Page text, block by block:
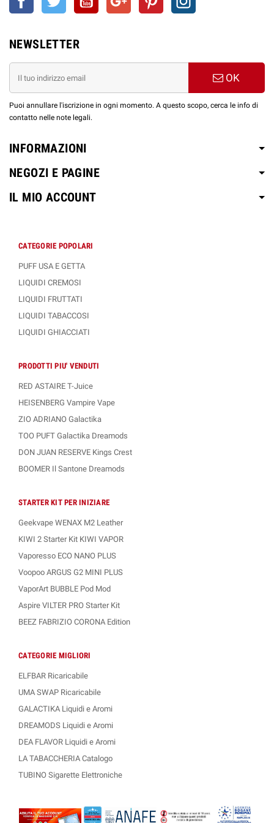
1 x Base Neutra 10ml - 18
mg/ml (Full PG)
Aroma
2 x Glicole Propilenico 10ml
60 ml Liquido Senza
SCOPRI LE ALTRE LINEE AROMÌ SHOT
10+50ml by EASY VAPE
NEWSLETTER
OK
Puoi annullare l'iscrizione in ogni momento. A questo scopo, cerca le info di
contatto nelle note legali.
INFORMAZIONI
NEGOZI E PAGINE
IL MIO ACCOUNT
CATEGORIE POPOLARI
PUFF USA E GETTA
LIQUIDI CREMOSI
LIQUIDI FRUTTATI
LIQUIDI TABACCOSI
LIQUIDI GHIACCIATI
PRODOTTI PIU' VENDUTI
RED ASTAIRE T-Juice
HEISENBERG Vampire Vape
ZIO ADRIANO Galactika
TOO PUFT Galactika Dreamods
DON JUAN RESERVE Kings Crest
BOOMER Il Santone Dreamods
STARTER KIT PER INIZIARE
Geekvape WENAX M2 Leather
KIWI 2 Starter Kit KIWI VAPOR
Vaporesso ECO NANO PLUS
Voopoo ARGUS G2 MINI PLUS
VaporArt BUBBLE Pod Mod
Aspire VILTER PRO Starter Kit
BEEZ FABRIZIO CORONA Edition
CATEGORIE MIGLIORI
ELFBAR Ricaricabile
UMA SWAP Ricaricabile
GALACTIKA Liquidi e Aromi
DREAMODS Liquidi e Aromi
DEA FLAVOR Liquidi e Aromi
LA TABACCHERIA Catalogo
TUBINO Sigarette Elettroniche